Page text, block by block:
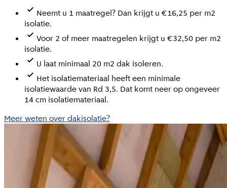
Neemt u 1 maatregel? Dan krijgt u €16,25 per m2
isolatie.
Voor 2 of meer maatregelen krijgt u €32,50 per m2
isolatie.
U laat minimaal 20 m2 dak isoleren.
Het isolatiemateriaal heeft een minimale
isolatiewaarde van Rd 3,5. Dat komt neer op ongeveer
14 cm isolatiemateriaal.
Meer weten over dakisolatie?